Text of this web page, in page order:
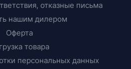
отказные письма
нашим дилером
Оферта
товара
персональных данных